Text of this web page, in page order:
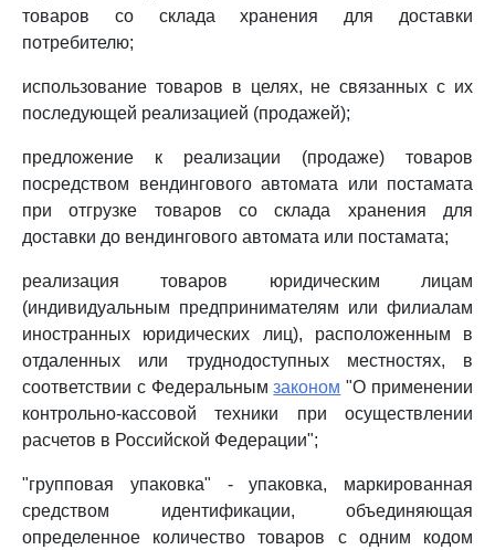
товаров со склада хранения для доставки
потребителю;
использование товаров в целях, не связанных с их
последующей реализацией (продажей);
предложение к реализации (продаже) товаров
посредством вендингового автомата или постамата
при отгрузке товаров со склада хранения для
доставки до вендингового автомата или постамата;
реализация товаров юридическим лицам
(индивидуальным предпринимателям или филиалам
иностранных юридических лиц), расположенным в
отдаленных или труднодоступных местностях, в
соответствии с Федеральнымзаконом "О применении
контрольно-кассовой техники при осуществлении
расчетов в Российской Федерации";
"групповая упаковка" - упаковка, маркированная
средством идентификации, объединяющая
определенное количество товаров с одним кодом